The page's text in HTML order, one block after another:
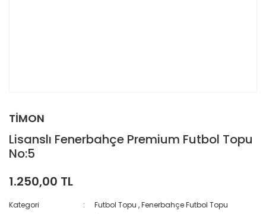
TİMON
Lisanslı Fenerbahçe Premium Futbol Topu
No:5
1.250,00 TL
Kategori Futbol Topu ,Fenerbahçe Futbol Topu